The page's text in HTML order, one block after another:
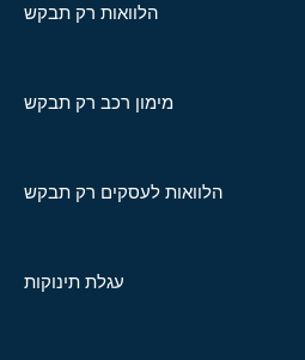
הלוואות רק תבקש
מימון רכב רק תבקש
הלוואות לעסקים רק תבקש
עגלת תינוקות